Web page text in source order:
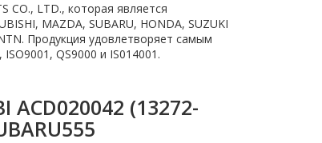
CO., LTD., которая является
MAZDA, SUBARU, HONDA, SUZUKI
Продукция удовлетворяет самым
QS9000 и IS014001.
(13272-